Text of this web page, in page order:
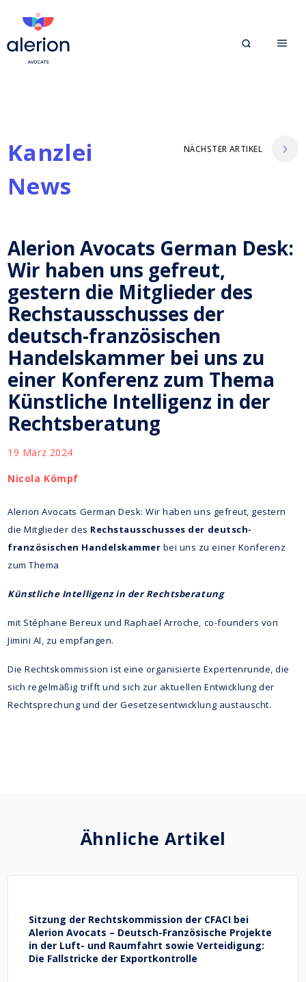
Kanzlei
News
NÄCHSTER ARTIKEL
Alerion Avocats German Desk:
Wir haben uns gefreut,
gestern die Mitglieder des
Rechstausschusses der
deutsch-französischen
Handelskammer bei uns zu
einer Konferenz zum Thema
Künstliche Intelligenz in der
Rechtsberatung
19 März 2024
Nicola Kömpf
Alerion Avocats German Desk: Wir haben uns gefreut, gestern
die Mitglieder des Rechstausschusses der deutsch-
französischen Handelskammer bei uns zu einer Konferenz
zum Thema
Künstliche Intelligenz in der Rechtsberatung
mit Stéphane Bereux und Raphaël Arroche, co-founders von
Jimini AI, zu empfangen.
Die Rechtskommission ist eine organisierte Expertenrunde, die
sich regelmäßig trifft und sich zur aktuellen Entwicklung der
Rechtsprechung und der Gesetzesentwicklung austauscht.
Ähnliche Artikel
Sitzung der Rechtskommission der CFACI bei
Alerion Avocats – Deutsch-Französische Projekte
in der Luft- und Raumfahrt sowie Verteidigung:
Die Fallstricke der Exportkontrolle